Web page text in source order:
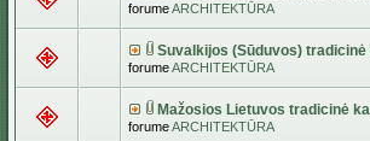
forumeARCHITEKTŪRA
Suvalkijos (Sūduvos)
forumeARCHITEKTŪRA
Mažosios Lietuvos tradicinė
forumeARCHITEKTŪRA